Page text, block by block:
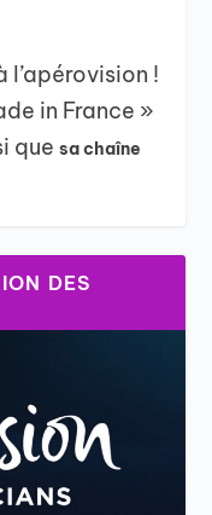
l’apérovision !
in France »
quesa chaîne
DES